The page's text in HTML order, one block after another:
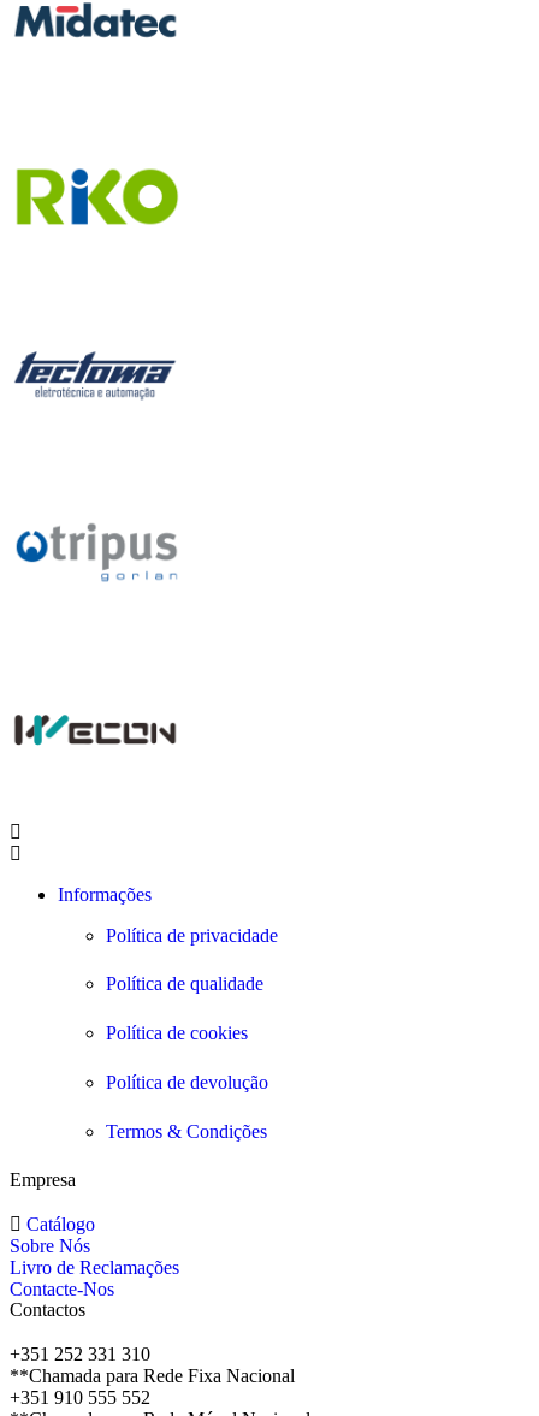
Informações
Política de privacidade
Política de qualidade
Política de cookies
Política de devolução
Termos & Condições
Empresa
Catálogo
Sobre Nós
Livro de Reclamações
Contacte-Nos
Contactos
+351 252 331 310
**Chamada para Rede Fixa Nacional
+351 910 555 552